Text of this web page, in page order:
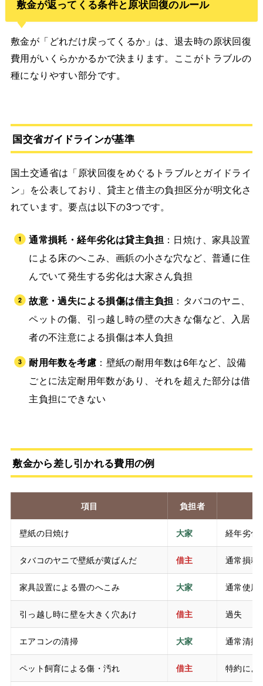
敷金が返ってくる条件と原状回復のルール
敷金が「どれだけ戻ってくるか」は、退去時の原状回復
費用がいくらかかるかで決まります。ここがトラブルの
種になりやすい部分です。
国交省ガイドラインが基準
国土交通省は「原状回復をめぐるトラブルとガイドライ
ン」を公表しており、貸主と借主の負担区分が明文化さ
れています。要点は以下の3つです。
通常損耗・経年劣化は貸主負担：日焼け、家具設置
による床のへこみ、画鋲の小さな穴など、普通に住
んでいて発生する劣化は大家さん負担
故意・過失による損傷は借主負担 ：タバコのヤニ、
ペットの傷、引っ越し時の壁の大きな傷など、入居
者の不注意による損傷は本人負担
耐用年数を考慮 ：壁紙の耐用年数は6年など、設備
ごとに法定耐用年数があり、それを超えた部分は借
主負担にできない
敷金から差し引かれる費用の例
項目 負担者
壁紙の日焼け 大家 経年劣化
タバコのヤニで壁紙が黄ばんだ 借主 通常損耗
家具設置による畳のへこみ 大家 通常使用
引っ越し時に壁を大きく穴あけ 借主 過失
エアコンの清掃 大家 通常清掃
ペット飼育による傷・汚れ 借主 特約によ